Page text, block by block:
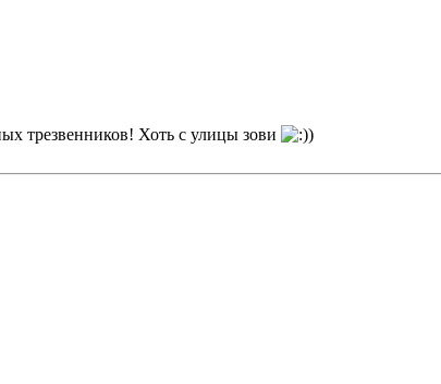
трезвенников! Хоть с улицы зови